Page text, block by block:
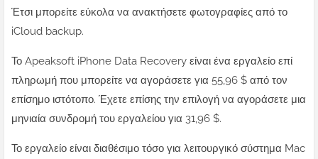
Έτσι μπορείτε εύκολα να ανακτήσετε φωτογραφίες από το
iCloud backup.
Το Apeaksoft iPhone Data Recovery είναι ένα εργαλείο επί
πληρωμή που μπορείτε να αγοράσετε για 55,96 $ από τον
επίσημο ιστότοπο. Έχετε επίσης την επιλογή να αγοράσετε μια
μηνιαία συνδρομή του εργαλείου για 31,96 $.
Το εργαλείο είναι διαθέσιμο τόσο για λειτουργικό σύστημα Mac